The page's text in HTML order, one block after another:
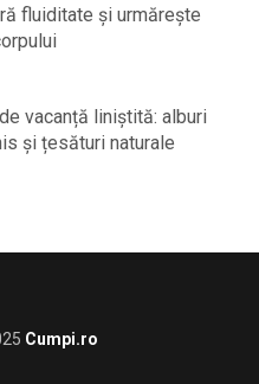
fluiditate și urmărește
vacanță liniștită: alburi
și țesături naturale
Cumpi.ro